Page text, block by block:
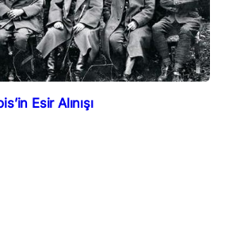
Esir Alınışı